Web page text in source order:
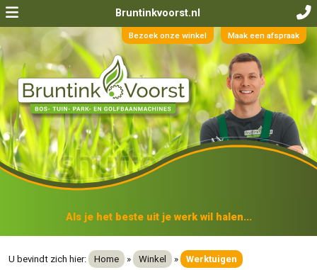
Bruntinkvoorst.nl
Bezoek onze winkel Maak een afspraak
Als je het beste uit je werk wil halen...
U bevindt zich hier: Home » Winkel » Werktuigen